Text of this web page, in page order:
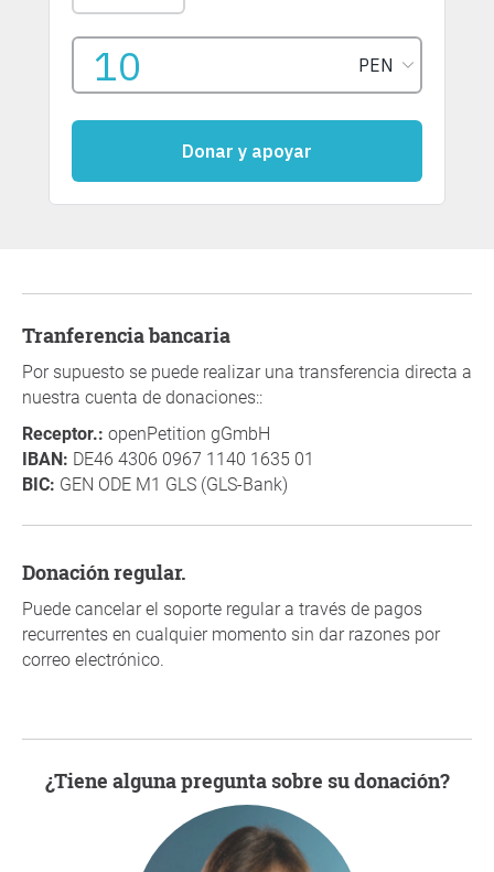
Tranferencia bancaria
Por supuesto se puede realizar una transferencia directa a
nuestra cuenta de donaciones::
Receptor.: openPetition gGmbH
IBAN: DE46 4306 0967 1140 1635 01
BIC: GEN ODE M1 GLS (GLS-Bank)
Donación regular.
Puede cancelar el soporte regular a través de pagos
recurrentes en cualquier momento sin dar razones por
correo electrónico.
¿Tiene alguna pregunta sobre su donación?